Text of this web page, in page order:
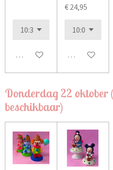
Bekijk details
€ 24,95
In
Donderdag 22 oktober
beschikbaar)